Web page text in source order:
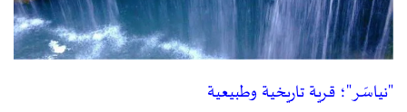
"نياسَر"؛ قرية تاريخية وطبيعية